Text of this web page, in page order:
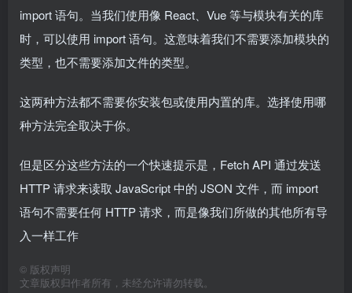
import 语句。当我们使用像 React、Vue 等与模块有关的库
时，可以使用 import 语句。这意味着我们不需要添加模块的
类型，也不需要添加文件的类型。
这两种方法都不需要你安装包或使用内置的库。选择使用哪
种方法完全取决于你。
但是区分这些方法的一个快速提示是，Fetch API 通过发送
HTTP 请求来读取 JavaScript 中的 JSON 文件，而 import
语句不需要任何 HTTP 请求，而是像我们所做的其他所有导
入一样工作
© 版权声明
文章版权归作者所有，未经允许请勿转载。